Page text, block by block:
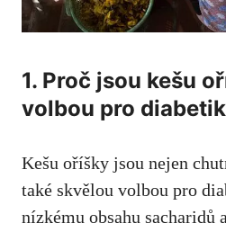
1.⁢ Proč ⁢jsou‍ kešu
volbou pro
Kešu⁣ oříšky jsou nejen⁣
⁢také⁤ skvělou volbou pro⁢
nízkému obsahu ‌sacharidů